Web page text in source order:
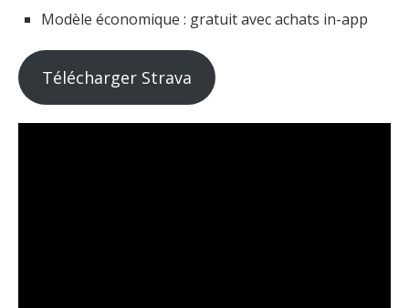
Modèle économique : gratuit avec achats in-app
Télécharger Strava